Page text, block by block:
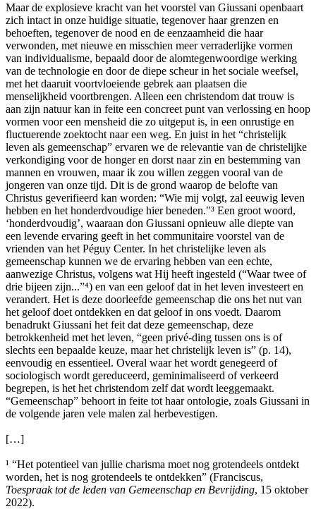
Maar de explosieve kracht van het voorstel van Giussani openbaart
zich intact in onze huidige situatie, tegenover haar grenzen en
behoeften, tegenover de nood en de eenzaamheid die haar
verwonden, met nieuwe en misschien meer verraderlijke vormen
van individualisme, bepaald door de alomtegenwoordige werking
van de technologie en door de diepe scheur in het sociale weefsel,
met het daaruit voortvloeiende gebrek aan plaatsen die
menselijkheid voortbrengen. Alleen een christendom dat trouw is
aan zijn natuur kan in feite een concreet punt van verlossing en hoop
vormen voor een mensheid die zo uitgeput is, in een onrustige en
fluctuerende zoektocht naar een weg. En juist in het “christelijk
leven als gemeenschap” ervaren we de relevantie van de christelijke
verkondiging voor de honger en dorst naar zin en bestemming van
mannen en vrouwen, maar ik zou willen zeggen vooral van de
jongeren van onze tijd. Dit is de grond waarop de belofte van
Christus geverifieerd kan worden: “Wie mij volgt, zal eeuwig leven
hebben en het honderdvoudige hier beneden."³ Een groot woord,
‘honderdvoudig’, waaraan don Giussani opnieuw alle diepte van
een levende ervaring geeft in het communitaire voorstel van de
vrienden van het Péguy Center. In het christelijke leven als
gemeenschap kunnen we de ervaring hebben van een echte,
aanwezige Christus, volgens wat Hij heeft ingesteld (“Waar twee of
drie bijeen zijn...”⁴) en van een geloof dat in het leven investeert en
verandert. Het is deze doorleefde gemeenschap die ons het nut van
het geloof doet ontdekken en dat geloof in ons voedt. Daarom
benadrukt Giussani het feit dat deze gemeenschap, deze
betrokkenheid met het leven, “geen privé-ding tussen ons is of
slechts een bepaalde keuze, maar het christelijk leven is” (p. 14),
eenvoudig en essentieel. Overal waar het wordt genegeerd of
sociologisch wordt gereduceerd, geminimaliseerd of verkeerd
begrepen, is het het christendom zelf dat wordt leeggemaakt.
“Gemeenschap” behoort in feite tot haar ontologie, zoals Giussani in
de volgende jaren vele malen zal herbevestigen.
[…]
¹ “Het potentieel van jullie charisma moet nog grotendeels ontdekt
worden, het is nog grotendeels te ontdekken” (Franciscus,
Toespraak tot de leden van Gemeenschap en Bevrijding, 15 oktober
2022).